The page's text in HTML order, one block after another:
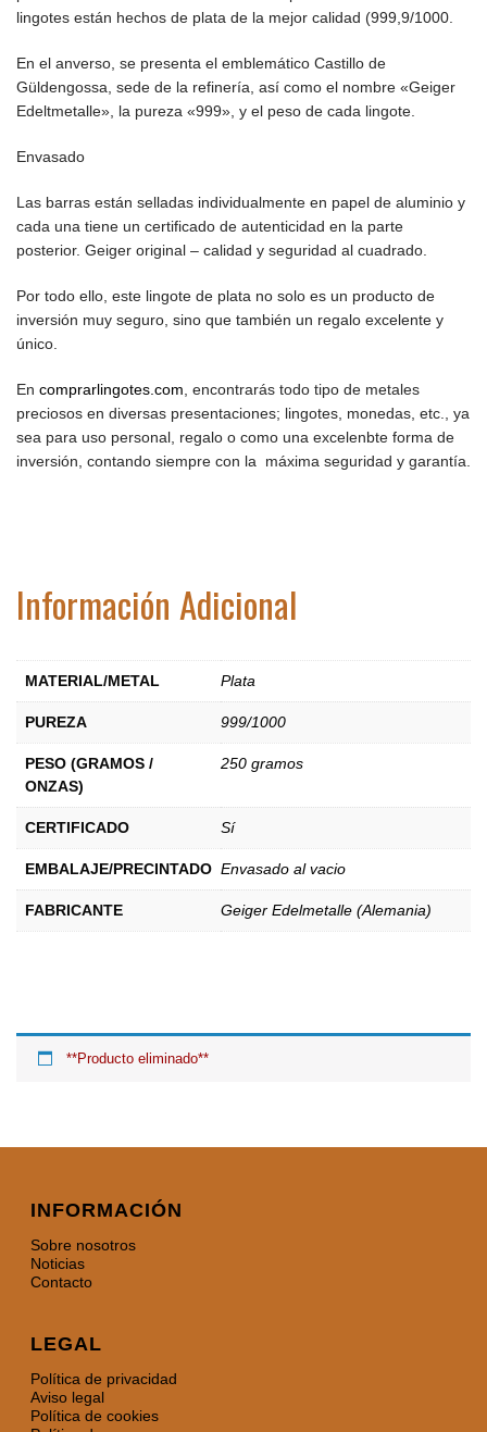
lingotes están hechos de plata de la mejor calidad (999,9/1000.
En el anverso, se presenta el emblemático Castillo de
Güldengossa, sede de la refinería, así como el nombre «Geiger
Edeltmetalle», la pureza «999», y el peso de cada lingote.
Envasado
Las barras están selladas individualmente en papel de aluminio y
cada una tiene un certificado de autenticidad en la parte
posterior. Geiger original – calidad y seguridad al cuadrado.
Por todo ello, este lingote de plata no solo es un producto de
inversión muy seguro, sino que también un regalo excelente y
único.
En comprarlingotes.com, encontrarás todo tipo de metales
preciosos en diversas presentaciones; lingotes, monedas, etc., ya
sea para uso personal, regalo o como una excelenbte forma de
inversión, contando siempre con la máxima seguridad y garantía.
Información Adicional
MATERIAL/METAL Plata
PUREZA 999/1000
PESO (GRAMOS /
ONZAS)
250 gramos
CERTIFICADO Sí
EMBALAJE/PRECINTADO Envasado al vacio
FABRICANTE Geiger Edelmetalle (Alemania)
**Producto eliminado**
INFORMACIÓN
Sobre nosotros
Noticias
Contacto
LEGAL
Política de privacidad
Aviso legal
Política de cookies